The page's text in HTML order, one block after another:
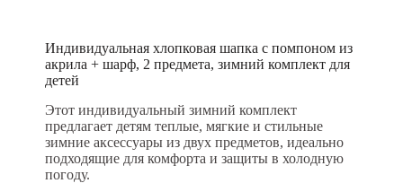
Индивидуальная хлопковая шапка с помпоном из
акрила + шарф, 2 предмета, зимний комплект для
детей
Этот индивидуальный зимний комплект
предлагает детям теплые, мягкие и стильные
зимние аксессуары из двух предметов, идеально
подходящие для комфорта и защиты в холодную
погоду.